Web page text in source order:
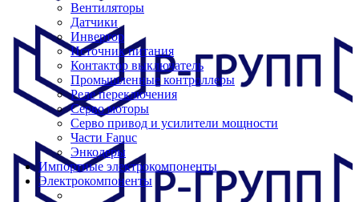
Вентиляторы
Датчики
Инвертор
Источник питания
Контактор выключатель
Промышленные контроллеры
Реле переключения
Серво моторы
Серво привод и усилители мощности
Части Fanuc
Энкодеры
Импортные электрокомпоненты
Электрокомпоненты